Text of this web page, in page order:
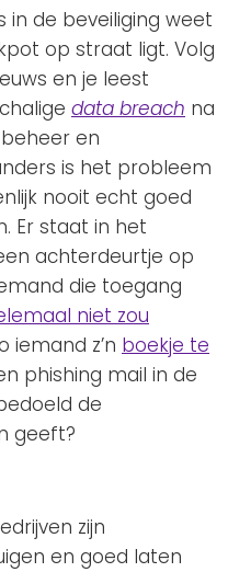
de beveiliging weet
op straat ligt. Volg
en je leest
data breach na
en
is het probleem
nooit echt goed
Er staat in het
achterdeurtje op
die toegang
niet zou
iemand z’n boekje te
phishing mail in de
de
geeft?
zijn
en goed laten